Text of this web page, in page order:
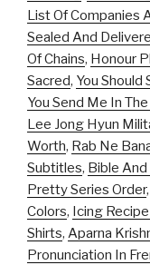
List Of Companies
Sealed And
Of Chains, Honour
Sacred, You Should
You Send Me In
Lee Jong Hyun
Worth, Rab Ne
Subtitles, Bible
Pretty Series Order,
Colors, Icing
Shirts, Aparna
Pronunciation In